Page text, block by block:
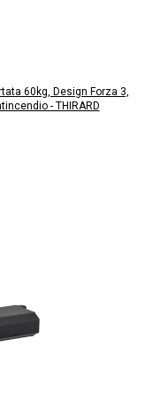
60kg, Design Forza 3,
- THIRARD